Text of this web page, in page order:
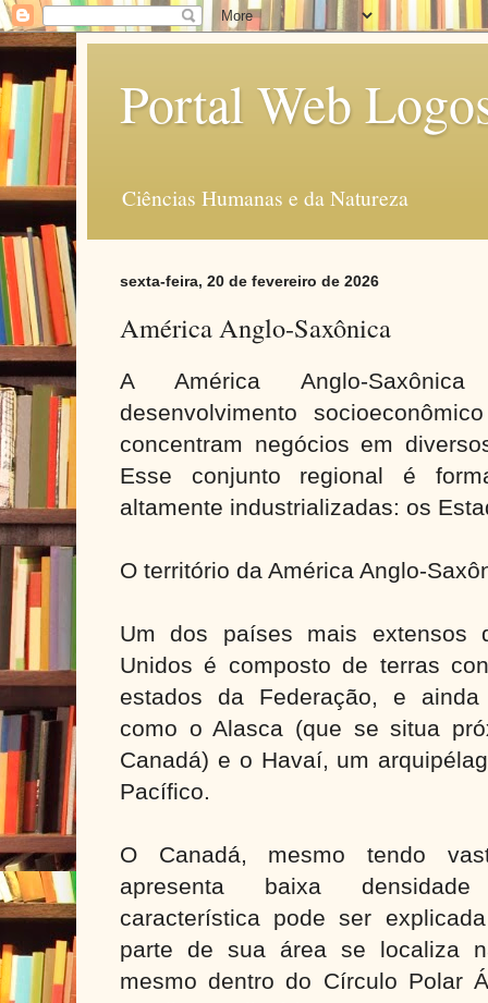
Portal Web
Ciências Humanas e da Natureza
sexta-feira, 20 de fevereiro de 2026
América Anglo-Saxônica
A América Anglo-
desenvolvimento
concentram negócios em
Esse conjunto regional é
altamente industrializadas: os
O território da América Anglo-
Um dos países mais extensos
Unidos é composto de terras
estados da Federação, e ainda
como o Alasca (que se situa
Canadá) e o Havaí, um
Pacífico.
O Canadá, mesmo tendo
apresenta baixa
característica pode ser
parte de sua área se localiza
mesmo dentro do Círculo Polar